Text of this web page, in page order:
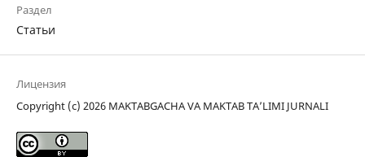
Раздел
Статьи
Лицензия
Copyright (c) 2026 MAKTABGACHA VA MAKTAB TA’LIMI JURNALI